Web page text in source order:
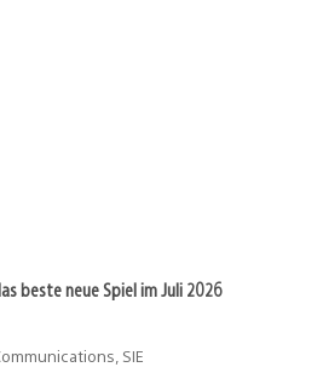
beste neue Spiel im Juli 2026
SIE